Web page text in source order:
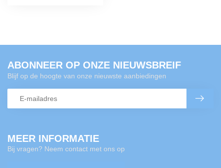
MEER INFORMATIE
Bij vragen? Neem contact met ons op
ABONNEER OP ONZE NIEUWSBREIF
Blijf op de hoogte van onze nieuwste aanbiedingen